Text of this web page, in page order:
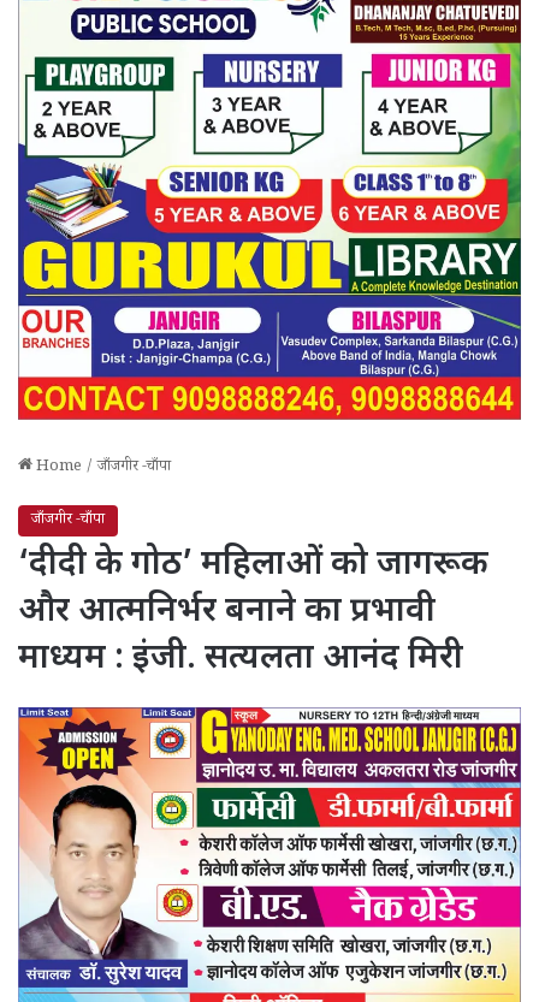
Home / जाँजगीर -चाँपा
जाँजगीर -चाँपा
‘दीदी के गोठ’ महिलाओं को जागरूक
और आत्मनिर्भर बनाने का प्रभावी
माध्यम : इंजी. सत्यलता आनंद मिरी